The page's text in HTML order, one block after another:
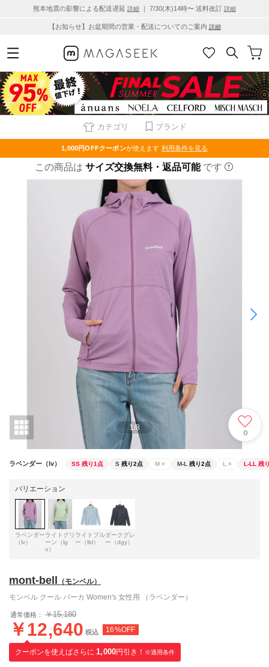
熊本地震の影響による配送遅延 詳細 ｜ 7/30(木)14時〜 送料改訂 詳細
【お知らせ】お盆期間の営業・配送についてのご案内 詳細
カテゴリ ブランド
1,000円OFFクーポンが使えます 利用条件を見る
この商品は サイズ交換無料・返品可能 です
1 /8
0
ラベンダー（lv） SS 残り1点 S 残り2点 M × M-L 残り2点 L × L-LL 残
バリエーション
ラベンダー
（lv）
ライトグリ
ーン（lg
n）
ライトブル
ー（lbl）
ダークグレ
ー（dgy）
mont-bell （モンベル）
モンベル クール パーカ Women's 女性用 （ラベンダー）
通常価格： ￥15,180
￥12,640 税込 16%OFF
クーポンを使えばさらに 1,000円引き！ ※適用条件